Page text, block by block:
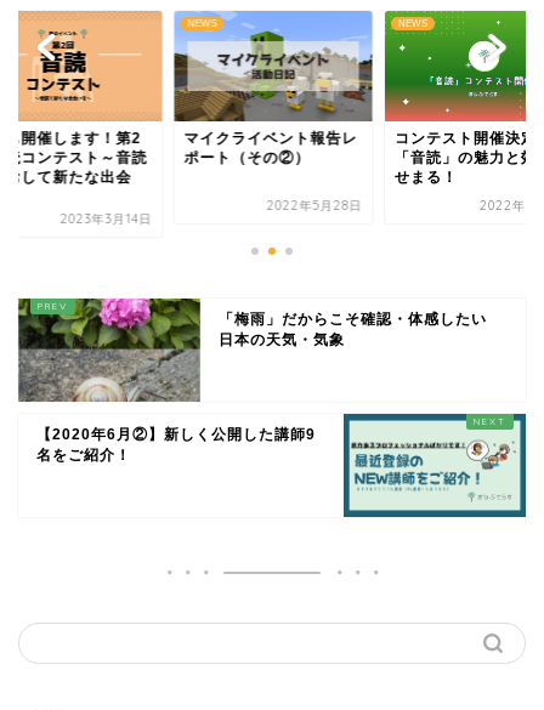
も開催します！第2
読コンテスト～音読
おして新たな出会
2023年3月14日
NEWS
マイクライベント報告レ
ポート（その②）
2022年5月28日
NEWS
コンテスト開催決定
「音読」の魅力と効
せまる！
2022年3
「梅雨」だからこそ確認・体感したい
日本の天気・気象
【2020年6月②】新しく公開した講師9
名をご紹介！